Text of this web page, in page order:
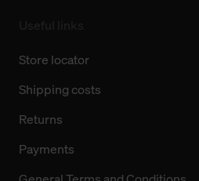
Store locator
Shipping costs
Returns
Payments